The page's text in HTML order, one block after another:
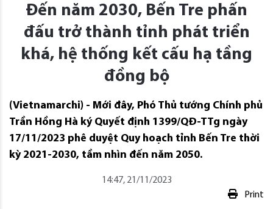
Đến năm 2030, Bến Tre phấn
đấu trở thành tỉnh phát triển
khá, hệ thống kết cấu hạ tầng
đồng bộ
(Vietnamarchi) - Mới đây, Phó Thủ tướng Chính phủ
Trần Hồng Hà ký Quyết định 1399/QĐ-TTg ngày
17/11/2023 phê duyệt Quy hoạch tỉnh Bến Tre thời
kỳ 2021-2030, tầm nhìn đến năm 2050.
14:47, 21/11/2023
Print